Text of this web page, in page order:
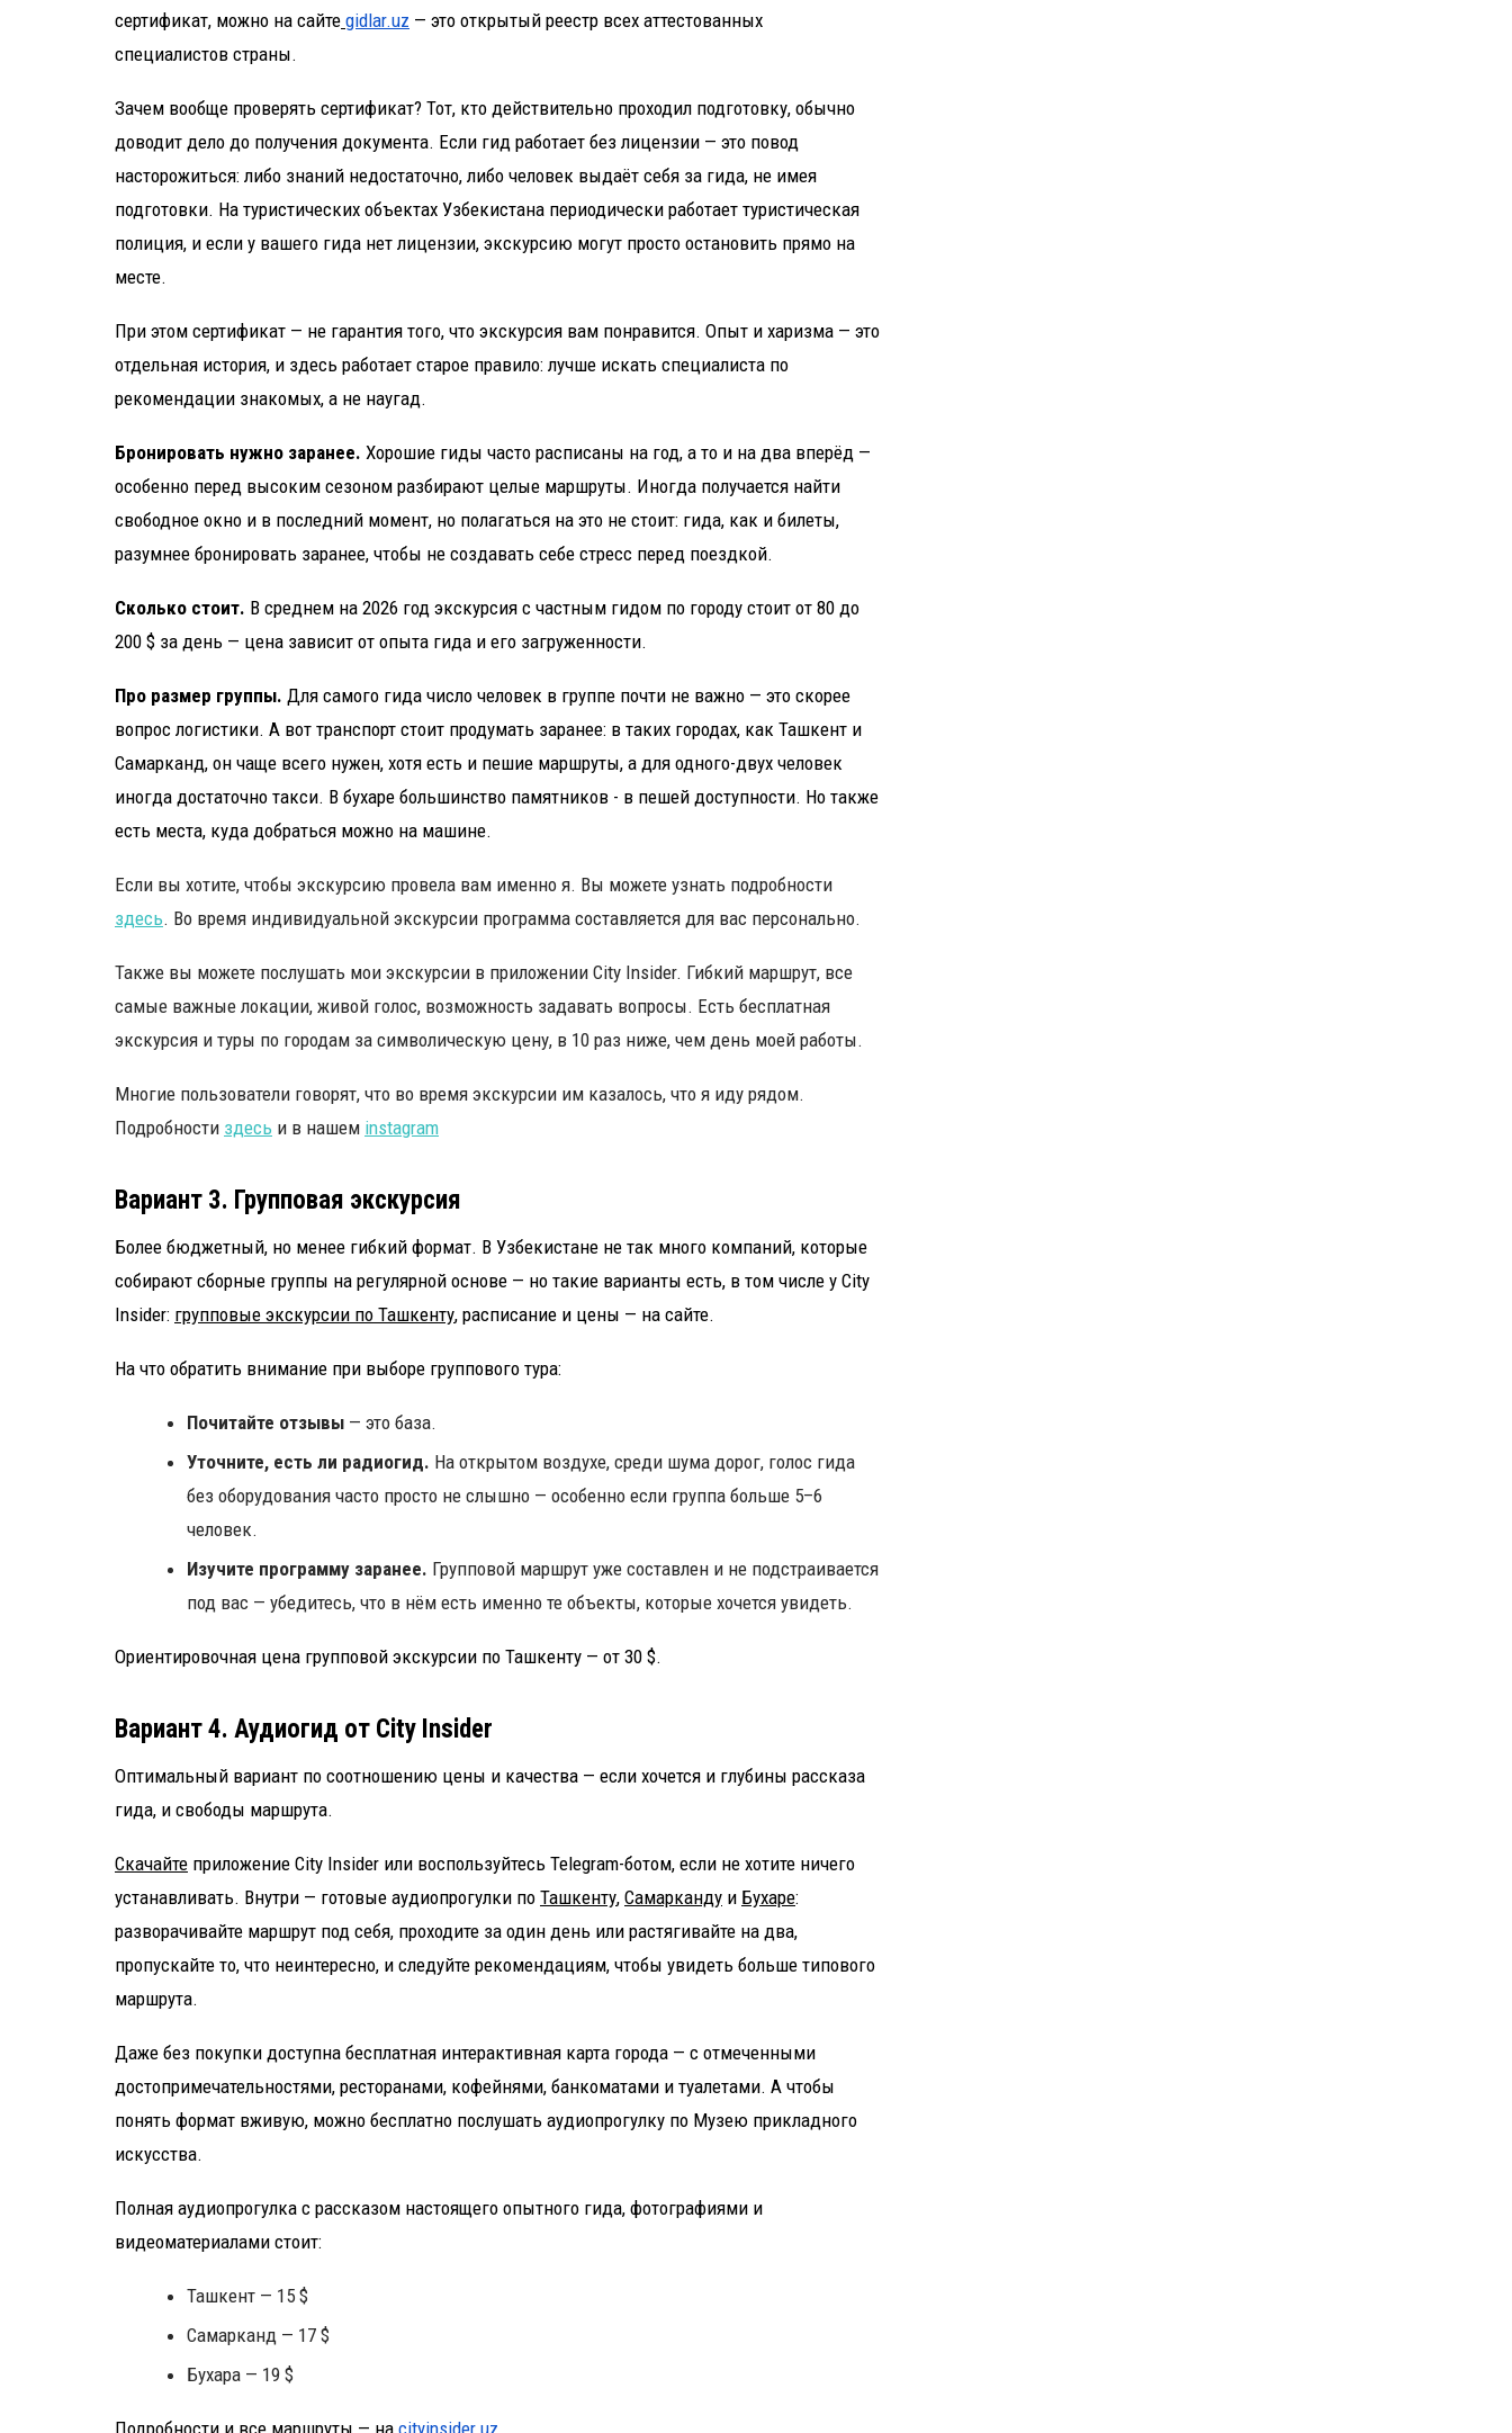
сертификат, можно на сайте gidlar.uz — это открытый реестр всех аттестованных
специалистов страны.
Зачем вообще проверять сертификат? Тот, кто действительно проходил подготовку, обычно
доводит дело до получения документа. Если гид работает без лицензии — это повод
насторожиться: либо знаний недостаточно, либо человек выдаёт себя за гида, не имея
подготовки. На туристических объектах Узбекистана периодически работает туристическая
полиция, и если у вашего гида нет лицензии, экскурсию могут просто остановить прямо на
месте.
При этом сертификат — не гарантия того, что экскурсия вам понравится. Опыт и харизма — это
отдельная история, и здесь работает старое правило: лучше искать специалиста по
рекомендации знакомых, а не наугад.
Бронировать нужно заранее. Хорошие гиды часто расписаны на год, а то и на два вперёд —
особенно перед высоким сезоном разбирают целые маршруты. Иногда получается найти
свободное окно и в последний момент, но полагаться на это не стоит: гида, как и билеты,
разумнее бронировать заранее, чтобы не создавать себе стресс перед поездкой.
Сколько стоит. В среднем на 2026 год экскурсия с частным гидом по городу стоит от 80 до
200 $ за день — цена зависит от опыта гида и его загруженности.
Про размер группы. Для самого гида число человек в группе почти не важно — это скорее
вопрос логистики. А вот транспорт стоит продумать заранее: в таких городах, как Ташкент и
Самарканд, он чаще всего нужен, хотя есть и пешие маршруты, а для одного-двух человек
иногда достаточно такси. В бухаре большинство памятников - в пешей доступности. Но также
есть места, куда добраться можно на машине.
Если вы хотите, чтобы экскурсию провела вам именно я. Вы можете узнать подробности
здесь. Во время индивидуальной экскурсии программа составляется для вас персонально.
Также вы можете послушать мои экскурсии в приложении City Insider. Гибкий маршрут, все
самые важные локации, живой голос, возможность задавать вопросы. Есть бесплатная
экскурсия и туры по городам за символическую цену, в 10 раз ниже, чем день моей работы.
Многие пользователи говорят, что во время экскурсии им казалось, что я иду рядом.
Подробности здесь и в нашем instagram
Вариант 3. Групповая экскурсия
Более бюджетный, но менее гибкий формат. В Узбекистане не так много компаний, которые
собирают сборные группы на регулярной основе — но такие варианты есть, в том числе у City
Insider: групповые экскурсии по Ташкенту, расписание и цены — на сайте.
На что обратить внимание при выборе группового тура:
Почитайте отзывы — это база.
Уточните, есть ли радиогид. На открытом воздухе, среди шума дорог, голос гида
без оборудования часто просто не слышно — особенно если группа больше 5–6
человек.
Изучите программу заранее. Групповой маршрут уже составлен и не подстраивается
под вас — убедитесь, что в нём есть именно те объекты, которые хочется увидеть.
Ориентировочная цена групповой экскурсии по Ташкенту — от 30 $.
Вариант 4. Аудиогид от City Insider
Оптимальный вариант по соотношению цены и качества — если хочется и глубины рассказа
гида, и свободы маршрута.
Скачайте приложение City Insider или воспользуйтесь Telegram-ботом, если не хотите ничего
устанавливать. Внутри — готовые аудиопрогулки по Ташкенту, Самарканду и Бухаре:
разворачивайте маршрут под себя, проходите за один день или растягивайте на два,
пропускайте то, что неинтересно, и следуйте рекомендациям, чтобы увидеть больше типового
маршрута.
Даже без покупки доступна бесплатная интерактивная карта города — с отмеченными
достопримечательностями, ресторанами, кофейнями, банкоматами и туалетами. А чтобы
понять формат вживую, можно бесплатно послушать аудиопрогулку по Музею прикладного
искусства.
Полная аудиопрогулка с рассказом настоящего опытного гида, фотографиями и
видеоматериалами стоит:
Ташкент — 15 $
Самарканд — 17 $
Бухара — 19 $
Подробности и все маршруты — на cityinsider.uz